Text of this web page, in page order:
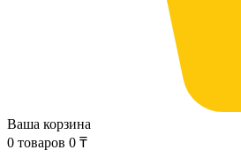
Ваша корзина
0 товаров 0 ₸